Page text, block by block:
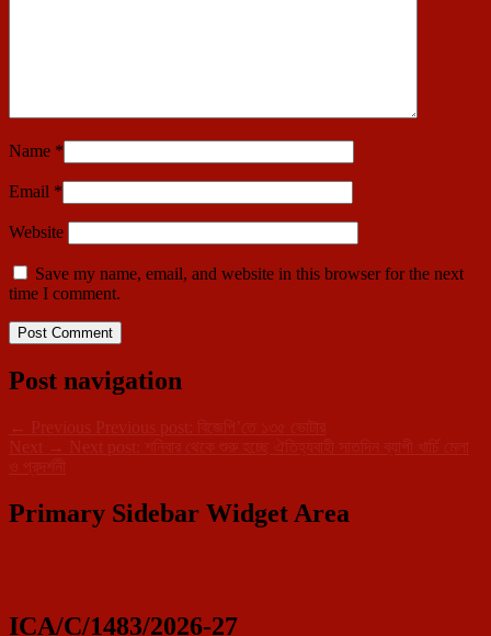
Name *
Email *
Website
Save my name, email, and website in this browser for the next
time I comment.
Post navigation
← Previous Previous post:
বিজেপি’তে ১৩৫ ভোটার
Next → Next post:
শনিবার থেকে শুরু হচ্ছে ঐতিহ্যবাহী সাতদিন ব্যাপী খার্চি মেলা
ও প্রদর্শনী
Primary Sidebar Widget Area
ICA/C/1483/2026-27